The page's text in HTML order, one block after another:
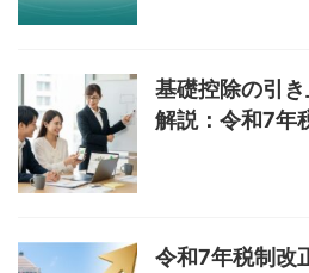
基礎控除の引
解説：令和7年
令和7年税制改